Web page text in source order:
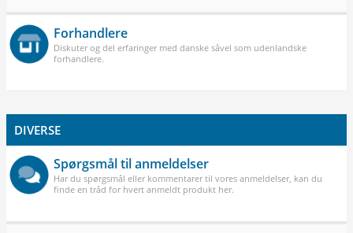
Forhandlere
Diskuter og del erfaringer med danske såvel som udenlandske
forhandlere.
DIVERSE
Spørgsmål til anmeldelser
Har du spørgsmål eller kommentarer til vores anmeldelser, kan du
finde en tråd for hvert anmeldt produkt her.